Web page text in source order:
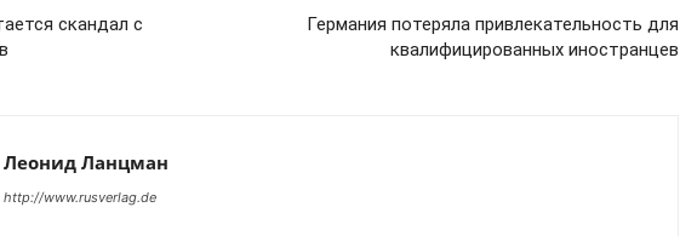
скандал с
Германия потеряла привлекательность для
квалифицированных иностранцев
Леонид Ланцман
http://www.rusverlag.de